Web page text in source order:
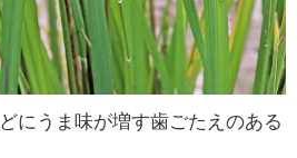
にうま味が増す歯ごたえのある